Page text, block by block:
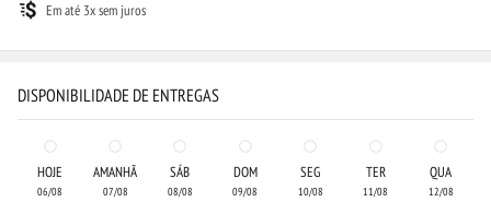
Em até 3x sem juros
DISPONIBILIDADE DE ENTREGAS
HOJE
06/08
AMANHÃ
07/08
SÁB
08/08
DOM
09/08
SEG
10/08
TER
11/08
QUA
12/08